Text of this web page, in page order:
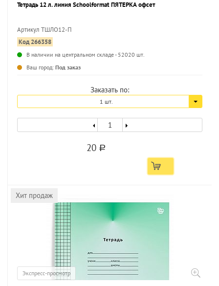
Тетрадь 12 л. линия Schoolformat ПЯТЕРКА офсет
Артикул ТШЛО12-П
Код 266358
В наличии на центральном складе - 52020 шт.
Ваш город: Под заказ
Заказать по:
1 шт.
20 a
Хит продаж
Экспресс-просмотр